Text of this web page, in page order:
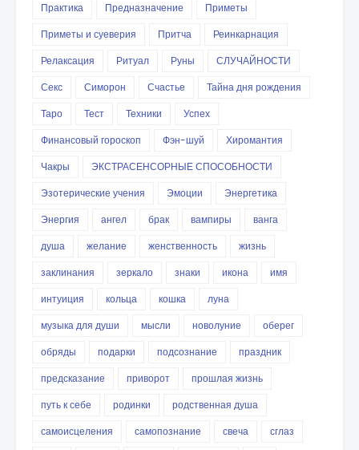
Практика
Предназначение
Приметы
Приметы и суеверия
Притча
Реинкарнация
Релаксация
Ритуал Руны
СЛУЧАЙНОСТИ
Секс
Симорон Счастье
Тайна дня рождения
Таро
Тест Техники
Успех
Финансовый гороскоп
Фэн-шуй
Хиромантия
Чакры
ЭКСТРАСЕНСОРНЫЕ СПОСОБНОСТИ
Эзотерические учения
Эмоции
Энергетика
Энергия
ангел брак вампиры
ванга
душа
желание женственность
жизнь
заклинания
зеркало знаки икона
имя
интуиция
кольца кошка
луна
музыка для души
мысли новолуние
оберег
обряды
подарки подсознание
праздник
предсказание
приворот
прошлая жизнь
путь к себе
родинки
родственная душа
самоисцеления
самопознание свеча
сглаз